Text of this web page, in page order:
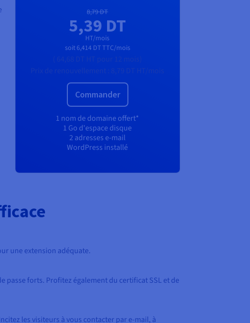
8,79 DT
5,39 DT
HT/mois
soit6,414 DTTTC/mois
Commander
1 nom de domaine offert*
1 Go d'espace disque
2 adresses e-mail
WordPress installé
une extension adéquate.
passe forts. Profitez également du certificat SSL et de
les visiteurs à vous contacter par e-mail, à